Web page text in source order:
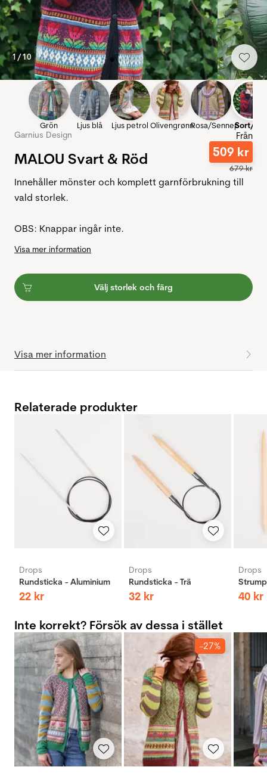
1 /10
Grön Ljus blå Ljus petrol OlivengrønnRosa/SennepSort/
Garnius Design
MALOU Svart & Röd
Från
509 kr
679kr
Innehåller mönster och komplett garnförbrukning till
vald storlek.
OBS: Knappar ingår inte.
Visa mer information
Välj storlek och färg
Visa mer information
Relaterade produkter
Drops
Rundsticka - Aluminium
22 kr
Drops
Rundsticka - Trä
32 kr
Drops
40 kr
Inte korrekt? Försök av dessa i stället
-27%